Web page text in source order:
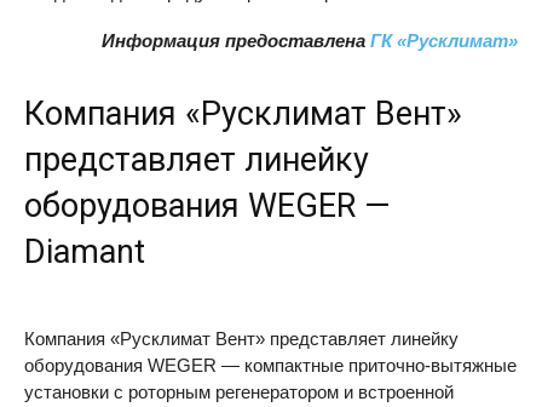
Информация предоставлена ГК «Русклимат»
Компания «Русклимат Вент»
представляет линейку
оборудования WEGER —
Diamant
Компания «Русклимат Вент» представляет линейку
оборудования WEGER — компактные приточно-вытяжные
установки с роторным регенератором и встроенной